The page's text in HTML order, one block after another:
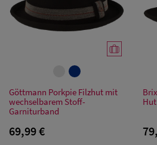
Damen
Baseball Caps
Schutz Caps
Damen
Bandana Caps
Göttmann Porkpie Filzhut mit
wechselbarem Stoff-
Garniturband
69,99 €